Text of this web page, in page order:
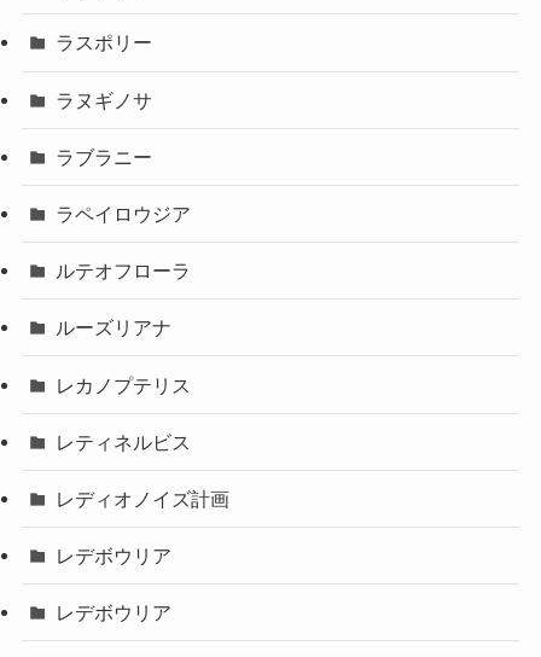
ラスポリー
ラヌギノサ
ラブラニー
ラペイロウジア
ルテオフローラ
ルーズリアナ
レカノプテリス
レティネルビス
レディオノイズ計画
レデボウリア
レデボウリア